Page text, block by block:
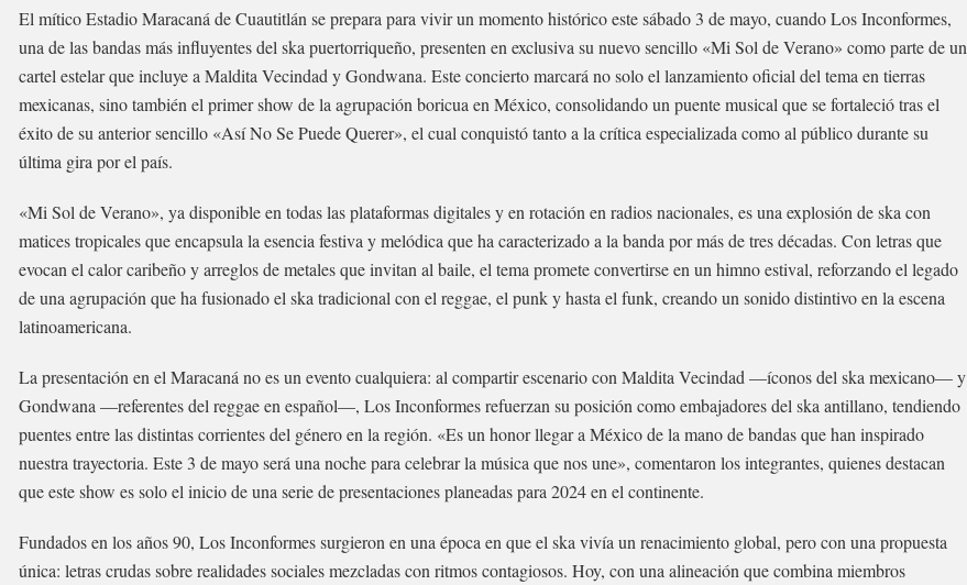
El mítico Estadio Maracaná de Cuautitlán se prepara para vivir un momento histórico este sábado 3 de mayo, cuando Los Inconformes,
una de las bandas más influyentes del ska puertorriqueño, presenten en exclusiva su nuevo sencillo «Mi Sol de Verano» como parte de un
cartel estelar que incluye a Maldita Vecindad y Gondwana. Este concierto marcará no solo el lanzamiento oficial del tema en tierras
mexicanas, sino también el primer show de la agrupación boricua en México, consolidando un puente musical que se fortaleció tras el
éxito de su anterior sencillo «Así No Se Puede Querer», el cual conquistó tanto a la crítica especializada como al público durante su
última gira por el país.
«Mi Sol de Verano», ya disponible en todas las plataformas digitales y en rotación en radios nacionales, es una explosión de ska con
matices tropicales que encapsula la esencia festiva y melódica que ha caracterizado a la banda por más de tres décadas. Con letras que
evocan el calor caribeño y arreglos de metales que invitan al baile, el tema promete convertirse en un himno estival, reforzando el legado
de una agrupación que ha fusionado el ska tradicional con el reggae, el punk y hasta el funk, creando un sonido distintivo en la escena
latinoamericana.
La presentación en el Maracaná no es un evento cualquiera: al compartir escenario con Maldita Vecindad —íconos del ska mexicano— y
Gondwana —referentes del reggae en español—, Los Inconformes refuerzan su posición como embajadores del ska antillano, tendiendo
puentes entre las distintas corrientes del género en la región. «Es un honor llegar a México de la mano de bandas que han inspirado
nuestra trayectoria. Este 3 de mayo será una noche para celebrar la música que nos une», comentaron los integrantes, quienes destacan
que este show es solo el inicio de una serie de presentaciones planeadas para 2024 en el continente.
Fundados en los años 90, Los Inconformes surgieron en una época en que el ska vivía un renacimiento global, pero con una propuesta
única: letras crudas sobre realidades sociales mezcladas con ritmos contagiosos. Hoy, con una alineación que combina miembros